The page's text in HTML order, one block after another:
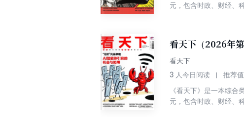
元，包含时政、财经、
看天下（2026年第
看天下
3 人今日阅读 推荐值
《看天下》是一本综
元，包含时政、财经、